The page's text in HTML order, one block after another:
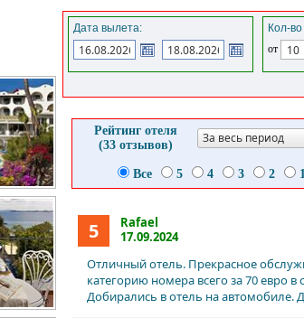
Дата вылета:
Кол-
от
Рейтинг отеля
(33 отзывов)
За весь период
Все 5 4 3 2
5
Rafael
17.09.2024
Отличный отель. Прекрасное
категорию номера всего за 70 евро
Добирались в отель на автомобиле.